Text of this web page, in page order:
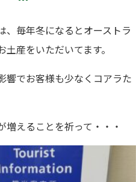
、毎年冬になるとオーストラ
産をいただいてます。
響でお客様も少なくコアラた
増えることを祈って・・・